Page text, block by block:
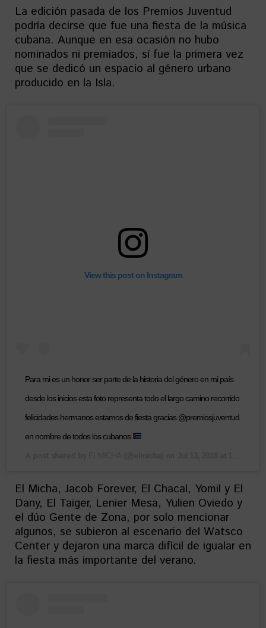
La edición pasada de los Premios Juventud
podría decirse que fue una fiesta de la música
cubana. Aunque en esa ocasión no hubo
nominados ni premiados, sí fue la primera vez
que se dedicó un espacio al género urbano
producido en la Isla.
View this post on Instagram
Para mi es un honor ser parte de la historia del género en mi país
desde los inicios esta foto representa todo el largo camino recorrido
felicidades hermanos estamos de fiesta gracias @premiosjuventud
en nombre de todos los cubanos
El Micha, Jacob Forever, El Chacal, Yomil y El
Dany, El Taiger, Lenier Mesa, Yulien Oviedo y
el dúo Gente de Zona, por solo mencionar
algunos, se subieron al escenario del Watsco
Center y dejaron una marca difícil de igualar en
la fiesta más importante del verano.